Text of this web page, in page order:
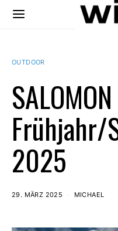
OUTDOOR
Frühjahr/
2025
29. MÄRZ 2025 MICHAEL